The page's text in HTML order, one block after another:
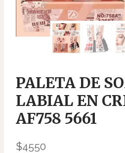
PALETA DE
LABIAL EN
AF758 5661
$4550